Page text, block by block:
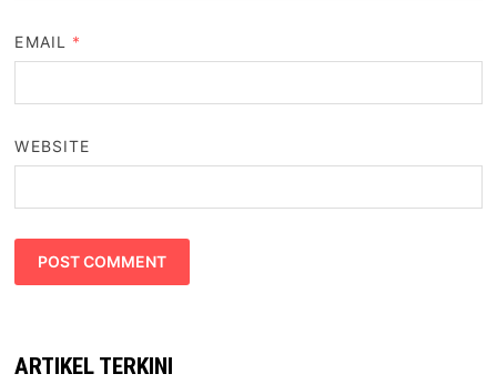
EMAIL *
WEBSITE
ARTIKEL TERKINI